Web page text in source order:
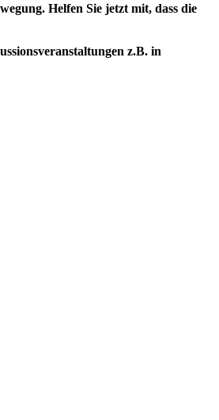
Helfen Sie jetzt mit, dass die
z.B. in